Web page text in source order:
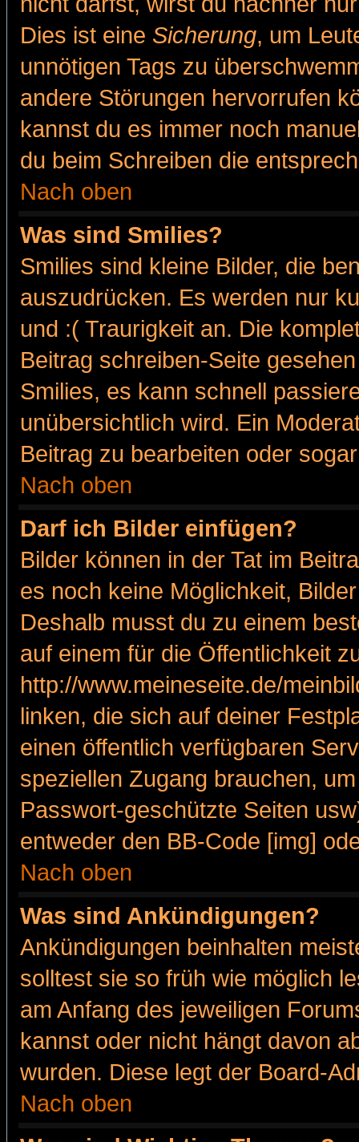
Dies ist eine Sicherung, um
unnötigen Tags zu
andere Störungen hervorrufen
kannst du es immer noch
du beim Schreiben die
Nach oben
Was sind Smilies?
Smilies sind kleine Bilder, die
auszudrücken. Es werden nur
und :( Traurigkeit an. Die
Beitrag schreiben-Seite
Smilies, es kann schnell
unübersichtlich wird. Ein
Beitrag zu bearbeiten oder
Nach oben
Darf ich Bilder einfügen?
Bilder können in der Tat im
es noch keine Möglichkeit,
Deshalb musst du zu einem
auf einem für die Öffentlichkeit
http://www.meineseite.de/
linken, die sich auf deiner
einen öffentlich verfügbaren
speziellen Zugang brauchen,
Passwort-geschützte Seiten
entweder den BB-Code [img]
Nach oben
Was sind Ankündigungen?
Ankündigungen beinhalten
solltest sie so früh wie möglich
am Anfang des jeweiligen
kannst oder nicht hängt davon
wurden. Diese legt der Board-
Nach oben